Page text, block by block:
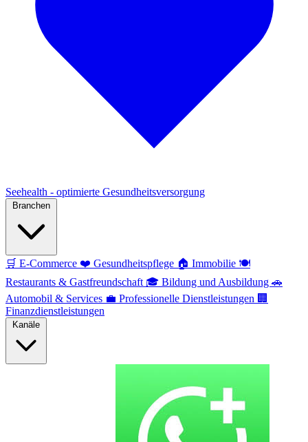
Seehealth - optimierte Gesundheitsversorgung
🛒 E-Commerce ❤️ Gesundheitspflege 🏠 Immobilie 🍽️
Restaurants & Gastfreundschaft 🎓 Bildung und Ausbildung 🚗
Automobil & Services 💼 Professionelle Dienstleistungen 🏢
Finanzdienstleistungen